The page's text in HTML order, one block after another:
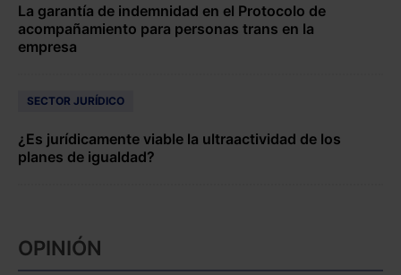
La garantía de indemnidad en el Protocolo de
acompañamiento para personas trans en la
empresa
SECTOR JURÍDICO
¿Es jurídicamente viable la ultraactividad de los
planes de igualdad?
OPINIÓN